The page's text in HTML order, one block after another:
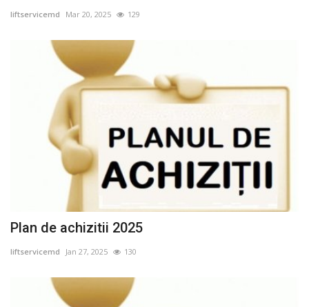
liftservicemd Mar 20, 2025 129
Plan de achizitii 2025
liftservicemd Jan 27, 2025 130